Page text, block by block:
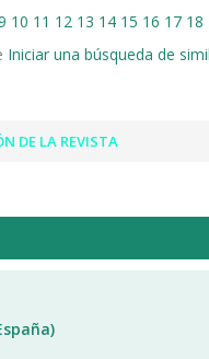
10 11 12 13 14 15 16 17 18
Iniciar una búsqueda de
DE LA REVISTA